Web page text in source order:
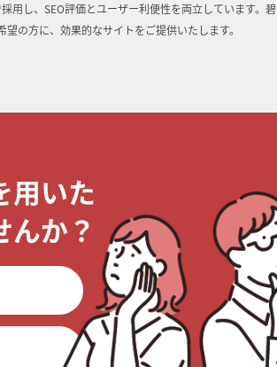
用し、SEO評価とユーザー利便性を両立しています。碧
の方に、効果的なサイトをご提供いたします。
用いた
か？